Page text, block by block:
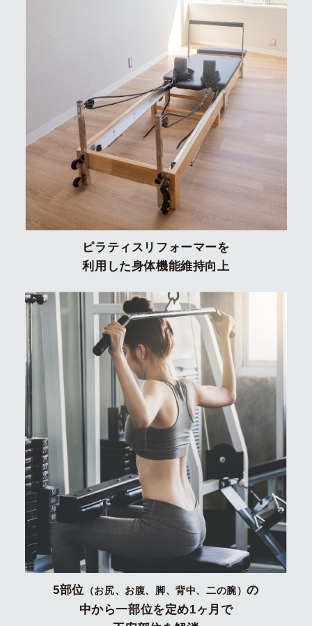
ピラティスリフォーマーを
利用した身体機能維持向上
5部位 （お尻、お腹、脚、背中、二の腕）の
中から一部位を定め1ヶ月で